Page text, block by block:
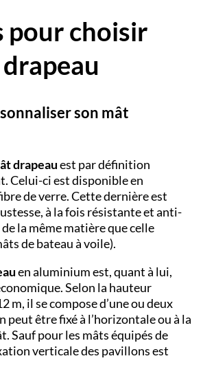
pour choisir
son mât
drapeauest par définition
Celui-ci est disponible en
de verre. Cette dernière est
à la fois résistante et anti-
la même matière que celle
de bateau à voile).
en aluminium est, quant à lui,
Selon la hauteur
m, il se compose d’une ou deux
peut être fixé à l’horizontale ou à la
Sauf pour les mâts équipés de
verticale des pavillons est